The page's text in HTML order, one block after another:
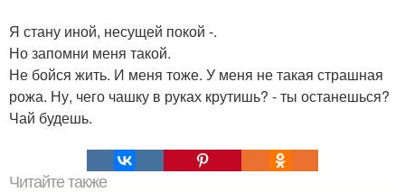
Я стану иной, несущей покой -.
Но запомни меня такой.
Не бойся жить. И меня тоже. У меня не такая страшная
рожа. Ну, чего чашку в руках крутишь? - ты останешься?
Чай будешь.
Читайте также